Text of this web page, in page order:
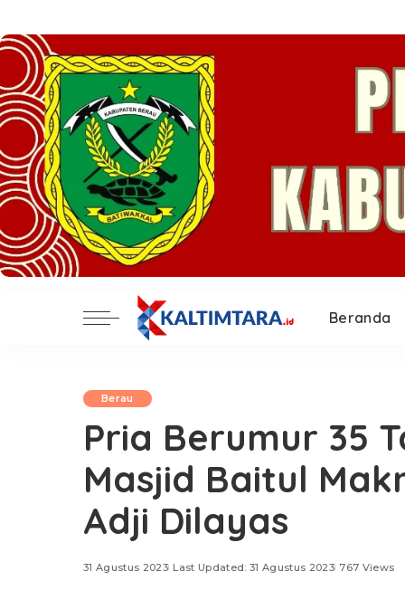
Beranda
Berau
Pria Berumur 35
Masjid Baitul
Adji Dilayas
31 Agustus 2023 Last Updated: 31 Agustus 2023 767 Views